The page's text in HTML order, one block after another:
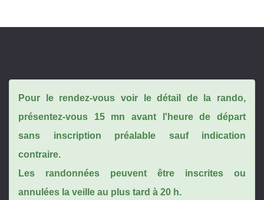
Pour le rendez-vous voir le détail de la rando,
présentez-vous 15 mn avant l'heure de départ
sans inscription préalable sauf indication
contraire.
Les randonnées peuvent être inscrites ou
annulées la veille au plus tard à 20 h.